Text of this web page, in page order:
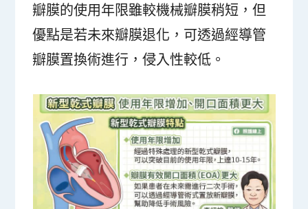
瓣膜的使用年限雖較機械瓣膜稍短，但
優點是若未來瓣膜退化，可透過經導管
瓣膜置換術進行，侵入性較低。